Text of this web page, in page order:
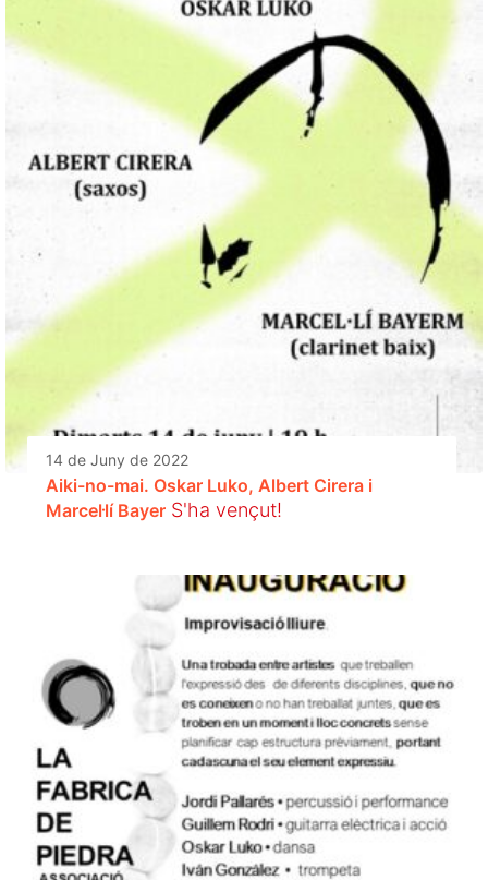
14 de Juny de 2022
Aiki-no-mai. Oskar Luko, Albert Cirera i
Marcel·lí Bayer S'ha vençut!